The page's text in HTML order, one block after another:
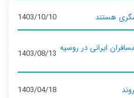
هستند 1403/10/10
ایرانی در روسیه 1403/08/13
1403/04/18